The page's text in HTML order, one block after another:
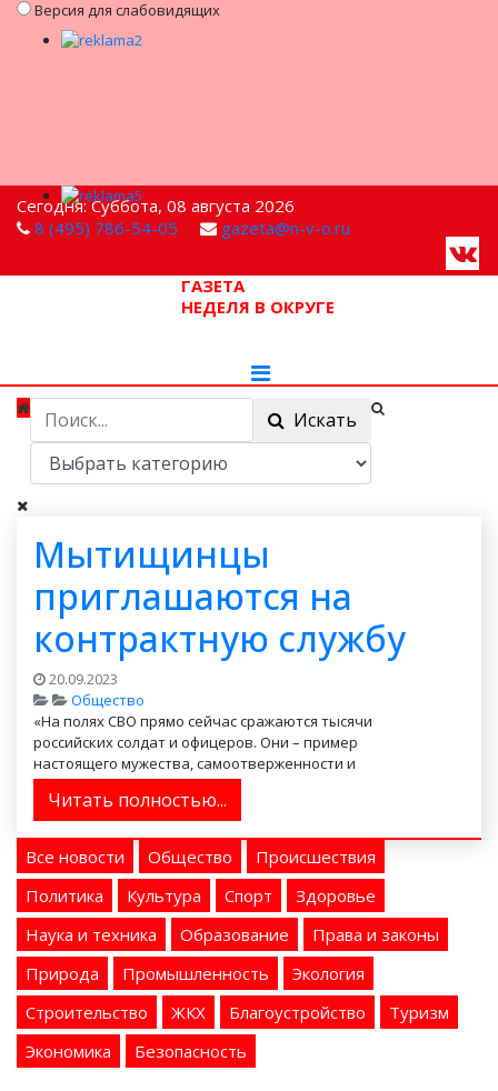
Версия для слабовидящих
Сегодня: Суббота, 08 августа 2026
8 (495) 786-54-05
gazeta@n-v-o.ru
ГАЗЕТА
НЕДЕЛЯ В ОКРУГЕ
Искать
Мытищинцы
приглашаются на
контрактную службу
20.09.2023
Общество
«На полях СВО прямо сейчас сражаются тысячи
российских солдат и офицеров. Они – пример
настоящего мужества, самоотверженности и
патриотизма», – считае...
Читать полностью...
Все новости Общество
Происшествия
Политика
Культура Спорт
Здоровье
Наука и техника
Образование
Права и законы
Природа
Промышленность
Экология
Строительство
ЖКХ Благоустройство
Туризм
Экономика
Безопасность